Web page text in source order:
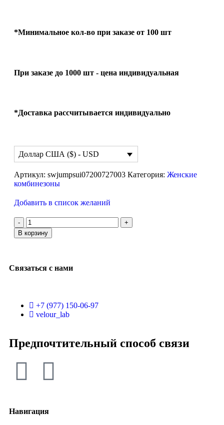
*Минимальное кол-во при заказе от 100 шт
При заказе до 1000 шт - цена индивидуальная
*Доставка рассчитывается индивидуально
Доллар США ($) - USD
Артикул: swjumpsui07200727003 Категория: Женские
комбинезоны
Добавить в список желаний
В корзину
Связаться с нами
+7 (977) 150-06-97
velour_lab
Предпочтительный способ связи
Навигация